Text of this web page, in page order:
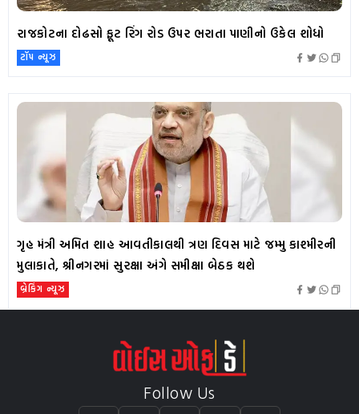
રાજકોટના દોઢસો ફૂટ રિંગ રોડ ઉપર ભરાતા પાણીનો ઉકેલ શોધો
ટૉપ ન્યૂઝ
ગૃહ મંત્રી અમિત શાહ આવતીકાલથી ત્રણ દિવસ માટે જમ્મુ કાશ્મીરની
મુલાકાતે, શ્રીનગરમાં સુરક્ષા અંગે સમીક્ષા બેઠક થશે
બ્રેકિંગ ન્યૂઝ
Follow Us